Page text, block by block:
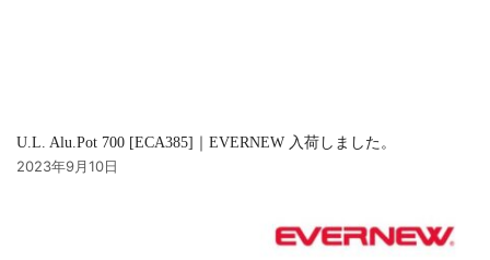
U.L. Alu.Pot 700 [ECA385]｜EVERNEW 入荷しました。
2023年9月10日